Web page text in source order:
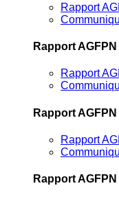
Rapport
Rapport AGFPN
Rapport
Rapport AGFPN
Rapport
Rapport AGFPN